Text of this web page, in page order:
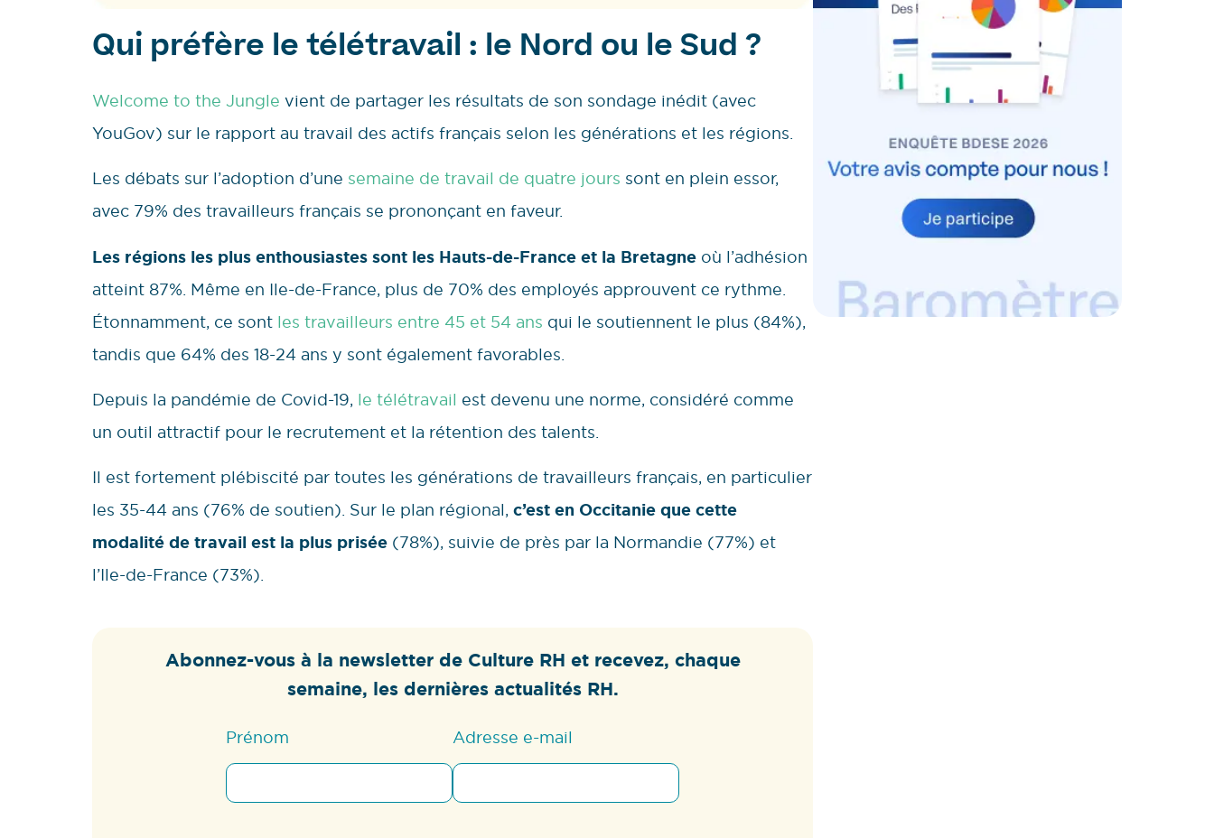
Qui préfère le télétravail : le Nord ou le Sud ?
Welcome to the Jungle vient de partager les résultats de son sondage inédit (avec
YouGov) sur le rapport au travail des actifs français selon les générations et les régions.
Les débats sur l’adoption d’une semaine de travail de quatre jours sont en plein essor,
avec 79% des travailleurs français se prononçant en faveur.
Les régions les plus enthousiastes sont les Hauts-de-France et la Bretagne où l’adhésion
atteint 87%. Même en Ile-de-France, plus de 70% des employés approuvent ce rythme.
Étonnamment, ce sont les travailleurs entre 45 et 54 ans qui le soutiennent le plus (84%),
tandis que 64% des 18-24 ans y sont également favorables.
Depuis la pandémie de Covid-19, le télétravail est devenu une norme, considéré comme
un outil attractif pour le recrutement et la rétention des talents.
Il est fortement plébiscité par toutes les générations de travailleurs français, en particulier
les 35-44 ans (76% de soutien). Sur le plan régional, c’est en Occitanie que cette
modalité de travail est la plus prisée (78%), suivie de près par la Normandie (77%) et
l’Ile-de-France (73%).
Abonnez-vous à la newsletter de Culture RH et recevez, chaque
semaine, les dernières actualités RH.
Prénom Adresse e-mail